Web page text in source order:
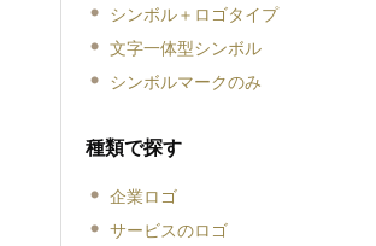
シンボル＋ロゴタイプ
文字一体型シンボル
シンボルマークのみ
種類で探す
企業ロゴ
サービスのロゴ